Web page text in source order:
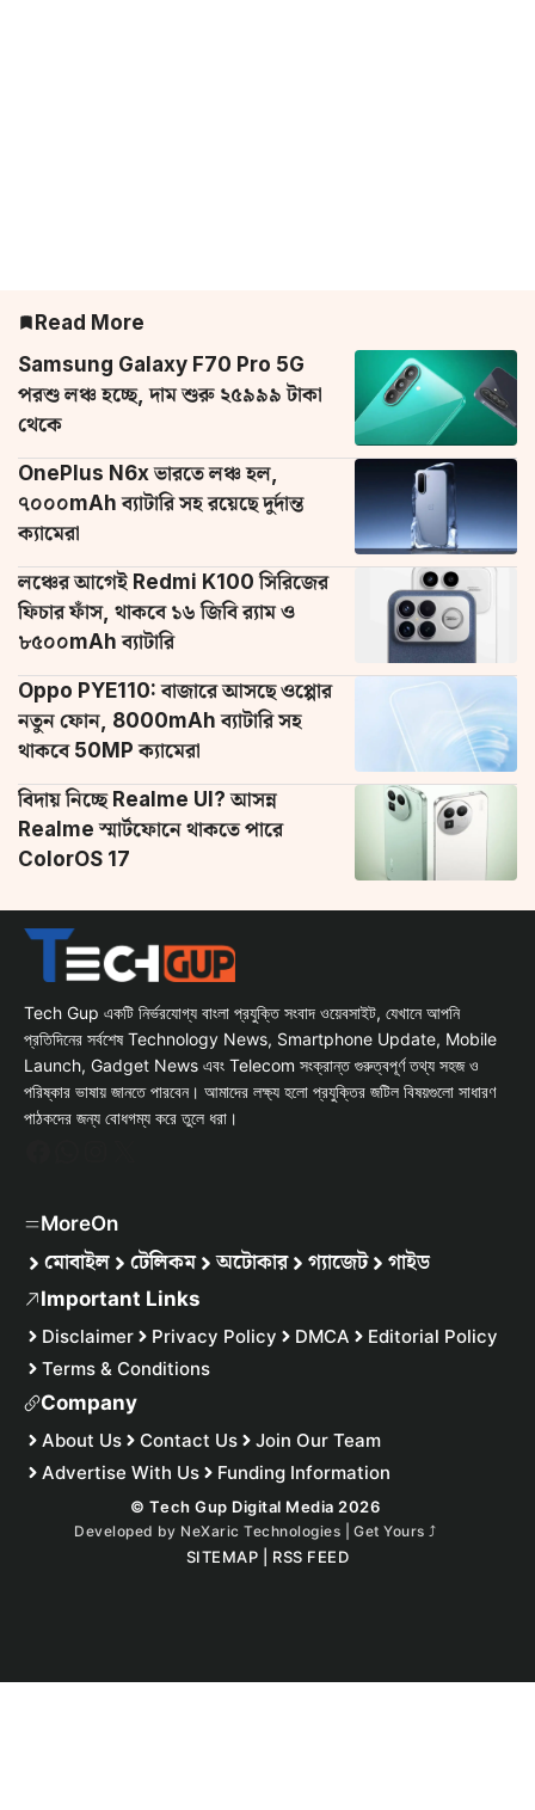
Read More
Samsung Galaxy F70 Pro 5G
পরশু লঞ্চ হচ্ছে, দাম শুরু ২৫৯৯৯ টাকা
থেকে
OnePlus N6x ভারতে লঞ্চ হল,
৭০০০mAh ব্যাটারি সহ রয়েছে দুর্দান্ত
ক্যামেরা
লঞ্চের আগেই Redmi K100 সিরিজের
ফিচার ফাঁস, থাকবে ১৬ জিবি র‌্যাম ও
৮৫০০mAh ব্যাটারি
Oppo PYE110: বাজারে আসছে ওপ্পোর
নতুন ফোন, 8000mAh ব্যাটারি সহ
থাকবে 50MP ক্যামেরা
বিদায় নিচ্ছে Realme UI? আসন্ন
Realme স্মার্টফোনে থাকতে পারে
ColorOS 17
Tech Gup একটি নির্ভরযোগ্য বাংলা প্রযুক্তি সংবাদ ওয়েবসাইট, যেখানে আপনি
প্রতিদিনের সর্বশেষ Technology News, Smartphone Update, Mobile
Launch, Gadget News এবং Telecom সংক্রান্ত গুরুত্বপূর্ণ তথ্য সহজ ও
পরিষ্কার ভাষায় জানতে পারবেন। আমাদের লক্ষ্য হলো প্রযুক্তির জটিল বিষয়গুলো সাধারণ
পাঠকদের জন্য বোধগম্য করে তুলে ধরা।
MoreOn
মোবাইল টেলিকম অটোকার গ্যাজেট গাইড
Important Links
Disclaimer Privacy Policy DMCA
Editorial Policy
Terms & Conditions
Company
About Us Contact Us
Join Our Team
Advertise With Us
Funding Information
© Tech Gup Digital Media 2026
Developed by NeXaric Technologies | Get Yours ⤴︎
SITEMAP RSS FEED